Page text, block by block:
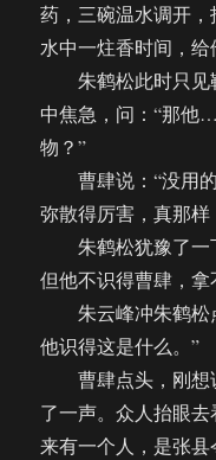
药，三碗温水调开
水中一炷香时间，
朱鹤松此时只见
中焦急，问：“那
物？”
曹肆说：“没用的
弥散得厉害，真那
朱鹤松犹豫了一
但他不识得曹肆，拿
朱云峰冲朱鹤松
他识得这是什么。”
曹肆点头，刚想
了一声。众人抬眼
来有一个人，是张